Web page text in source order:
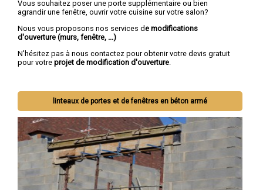
Vous souhaitez poser une porte supplémentaire ou bien
agrandir une fenêtre, ouvrir votre cuisine sur votre salon?
Nous vous proposons nos services de modifications
d'ouverture (murs, fenêtre, ...)
N'hésitez pas à nous contactez pour obtenir votre devis gratuit
pour votre projet de modification d'ouverture
linteaux de portes et de fenêtres en béton armé